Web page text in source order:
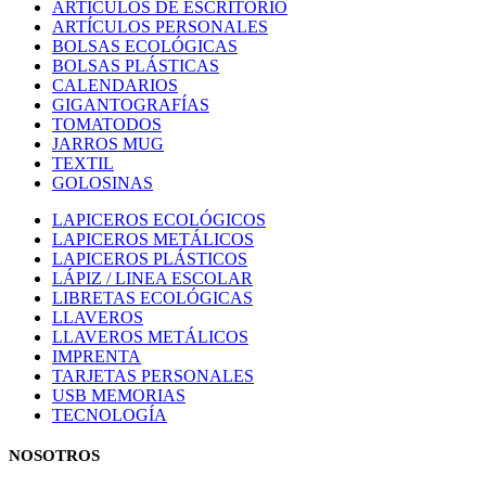
ARTÍCULOS DE ESCRITORIO
ARTÍCULOS PERSONALES
BOLSAS ECOLÓGICAS
BOLSAS PLÁSTICAS
CALENDARIOS
GIGANTOGRAFÍAS
TOMATODOS
JARROS MUG
TEXTIL
GOLOSINAS
LAPICEROS ECOLÓGICOS
LAPICEROS METÁLICOS
LAPICEROS PLÁSTICOS
LÁPIZ / LINEA ESCOLAR
LIBRETAS ECOLÓGICAS
LLAVEROS
LLAVEROS METÁLICOS
IMPRENTA
TARJETAS PERSONALES
USB MEMORIAS
TECNOLOGÍA
NOSOTROS